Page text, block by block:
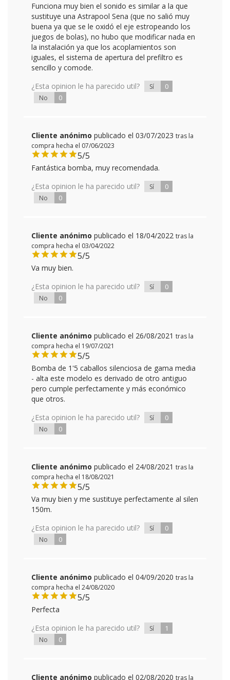
Funciona muy bien el sonido es similar a la que
sustituye una Astrapool Sena (que no salió muy
buena ya que se le oxidó el eje estropeando los
juegos de bolas), no hubo que modificar nada en
la instalación ya que los acoplamientos son
iguales, el sistema de apertura del prefiltro es
sencillo y comode.
¿Esta opinion le ha parecido util?
Sí 0
No 0
Cliente anónimopublicado el 03/07/2023 tras la
compra hecha el 07/06/2023
5/5
Fantástica bomba, muy recomendada.
¿Esta opinion le ha parecido util?
Sí 0
No 0
Cliente anónimopublicado el 18/04/2022 tras la
compra hecha el 03/04/2022
5/5
Va muy bien.
¿Esta opinion le ha parecido util?
Sí 0
No 0
Cliente anónimopublicado el 26/08/2021 tras la
compra hecha el 19/07/2021
5/5
Bomba de 1'5 caballos silenciosa de gama media
- alta este modelo es derivado de otro antiguo
pero cumple perfectamente y más económico
que otros.
¿Esta opinion le ha parecido util?
Sí 0
No 0
Cliente anónimopublicado el 24/08/2021 tras la
compra hecha el 18/08/2021
5/5
Va muy bien y me sustituye perfectamente al silen
150m.
¿Esta opinion le ha parecido util?
Sí 0
No 0
Cliente anónimopublicado el 04/09/2020 tras la
compra hecha el 24/08/2020
5/5
Perfecta
¿Esta opinion le ha parecido util?
Sí 1
No 0
Cliente anónimopublicado el 02/08/2020 tras la